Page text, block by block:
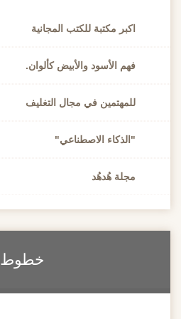
اكبر مكتبة للكتب المجانية
فهم الأسود والأبيض كألوان.
للمهتمين في مجال التغليف
"الذكاء الاصطناعي"
مجلة هُدهُد
خطوط